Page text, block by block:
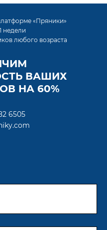
ВАШИХ
НА 60%
«Пряники»
недели
любого возраста
6505